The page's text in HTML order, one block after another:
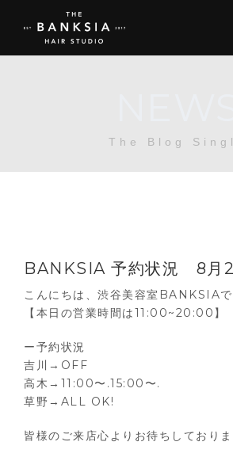
RECRUIT
The Blog
BANKSIA 予約状況 8月
こんにちは、渋谷美容室BANKSIAで
【本日の営業時間は11:00~20:00】
ー予約状況
吉川→OFF
高木→11:00〜.15:00〜.
草野→ALL OK!
皆様のご来店心よりお待ちしており